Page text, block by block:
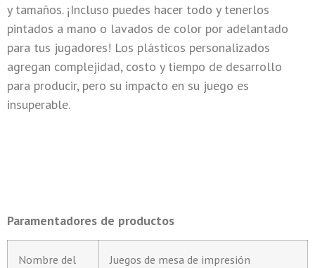
y tamaños. ¡Incluso puedes hacer todo y tenerlos
pintados a mano o lavados de color por adelantado
para tus jugadores! Los plásticos personalizados
agregan complejidad, costo y tiempo de desarrollo
para producir, pero su impacto en su juego es
insuperable.
Paramentadores de productos
Nombre del
Juegos de mesa de impresión